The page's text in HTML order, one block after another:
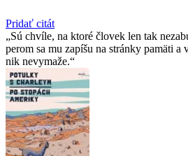
Pridať citát
Sú chvíle, na ktoré človek len tak
perom sa mu zapíšu na stránky pamäti
nik nevymaže.